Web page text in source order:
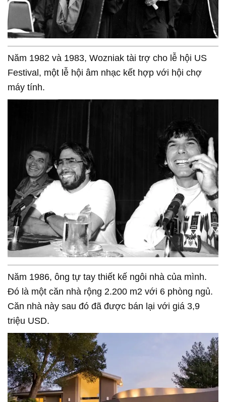
Năm 1982 và 1983, Wozniak tài trợ cho lễ hội US
Festival, một lễ hội âm nhạc kết hợp với hội chợ
máy tính.
Năm 1986, ông tự tay thiết kế ngôi nhà của mình.
Đó là một căn nhà rộng 2.200 m2 với 6 phòng ngủ.
Căn nhà này sau đó đã được bán lại với giá 3,9
triệu USD.